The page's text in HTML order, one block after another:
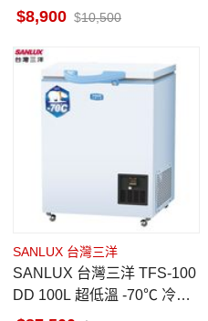
上掀式 臥式冷凍櫃
8,900 10,500
SANLUX 台灣三洋
SANLUX 台灣三洋 TFS-100
DD 100L 超低溫 -70℃ 冷凍
櫃